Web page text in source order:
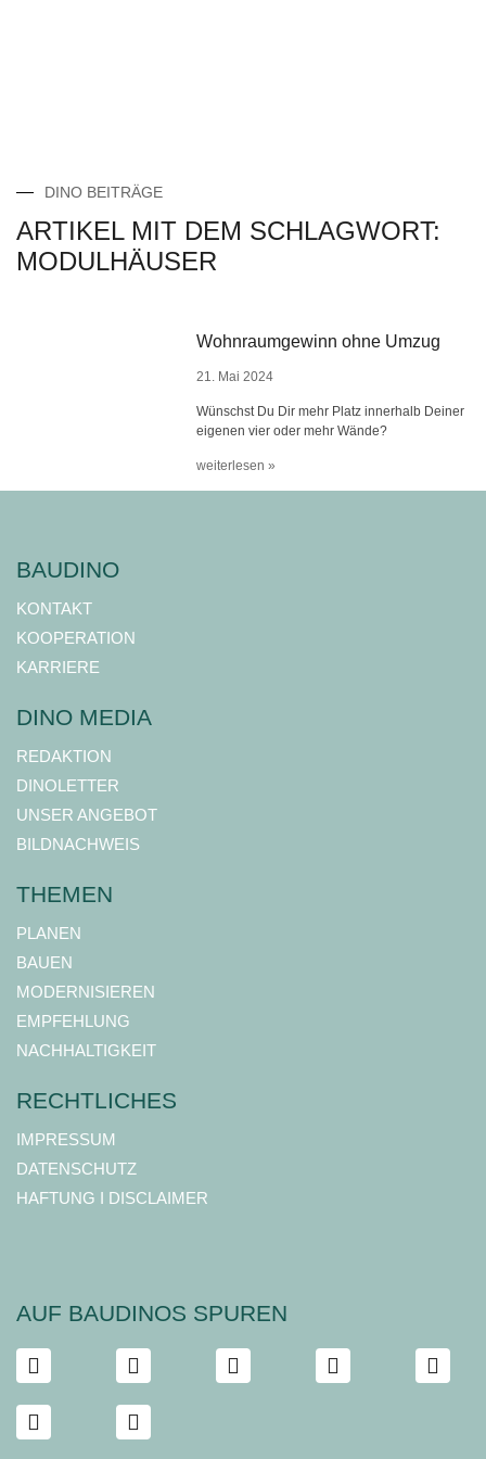
DINO BEITRÄGE
ARTIKEL MIT DEM SCHLAGWORT:
MODULHÄUSER
Wohnraumgewinn ohne Umzug
21. Mai 2024
Wünschst Du Dir mehr Platz innerhalb Deiner
eigenen vier oder mehr Wände?
weiterlesen »
BAUDINO
KONTAKT
KOOPERATION
KARRIERE
DINO MEDIA
REDAKTION
DINOLETTER
UNSER ANGEBOT
BILDNACHWEIS
THEMEN
PLANEN
BAUEN
MODERNISIEREN
EMPFEHLUNG
NACHHALTIGKEIT
RECHTLICHES
IMPRESSUM
DATENSCHUTZ
HAFTUNG I DISCLAIMER
AUF BAUDINOS SPUREN